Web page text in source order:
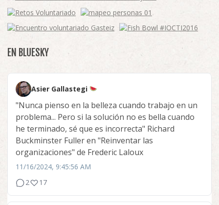
EN BLUESKY
Asier Gallastegi
"Nunca pienso en la belleza cuando trabajo en un
problema... Pero si la solución no es bella cuando
he terminado, sé que es incorrecta" Richard
Buckminster Fuller en "Reinventar las
organizaciones" de Frederic Laloux
11/16/2024, 9:45:56 AM
2
17